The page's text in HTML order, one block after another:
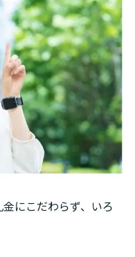
にこだわらず、いろ